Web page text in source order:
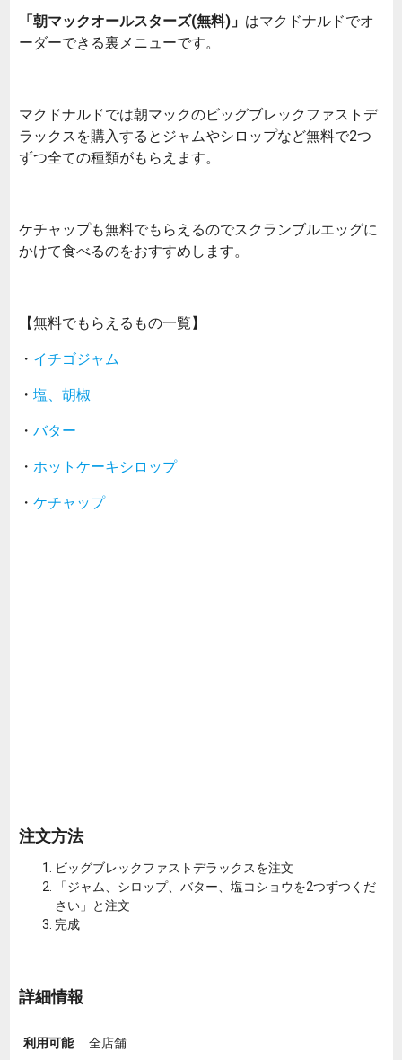
「朝マックオールスターズ(無料)」 はマクドナルドでオ
ーダーできる裏メニューです。
マクドナルドでは朝マックのビッグブレックファストデ
ラックスを購入するとジャムやシロップなど無料で2つ
ずつ全ての種類がもらえます。
ケチャップも無料でもらえるのでスクランブルエッグに
かけて食べるのをおすすめします。
【無料でもらえるもの一覧】
・ イチゴジャム
・ 塩、胡椒
・ バター
・ ホットケーキシロップ
・ ケチャップ
注文方法
ビッグブレックファストデラックスを注文
「ジャム、シロップ、バター、塩コショウを2つずつくだ
さい」と注文
完成
詳細情報
利用可能 全店舗